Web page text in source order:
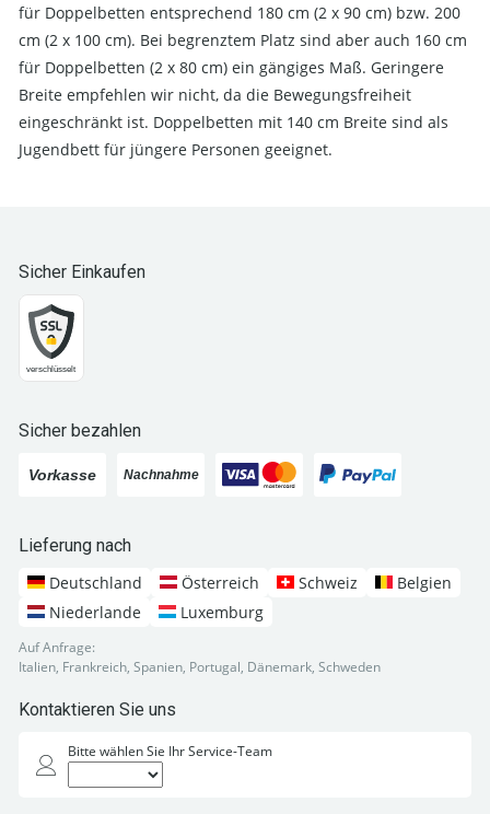
für Doppelbetten entsprechend 180 cm (2 x 90 cm) bzw. 200
cm (2 x 100 cm). Bei begrenztem Platz sind aber auch 160 cm
für Doppelbetten (2 x 80 cm) ein gängiges Maß. Geringere
Breite empfehlen wir nicht, da die Bewegungsfreiheit
eingeschränkt ist. Doppelbetten mit 140 cm Breite sind als
Jugendbett für jüngere Personen geeignet.
Sicher Einkaufen
Sicher bezahlen
Lieferung nach
Deutschland
Österreich Schweiz
Belgien
Niederlande
Luxemburg
Auf Anfrage:
Italien, Frankreich, Spanien, Portugal, Dänemark, Schweden
Kontaktieren Sie uns
Bitte wählen Sie Ihr Service-Team